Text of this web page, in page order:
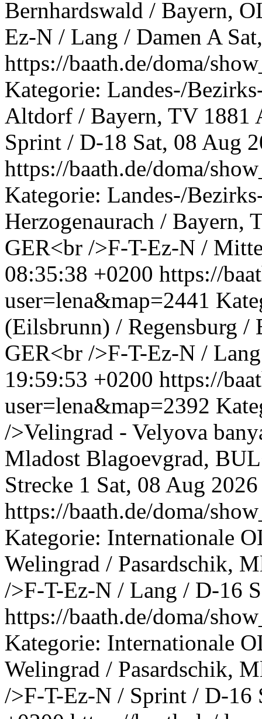
Bernhardswald / Bayern,
Ez-N / Lang / Damen A
https://baath.de/doma/
Kategorie: Landes-/
Altdorf / Bayern, TV 1881
Sprint / D-18 Sat, 08 Aug
https://baath.de/doma/
Kategorie: Landes-/
Herzogenaurach /
GER<br />F-T-Ez-N /
08:35:38 +0200 https://
user=lena&map=2441
(Eilsbrunn) / Regensburg /
GER<br />F-T-Ez-N /
19:59:53 +0200 https://
user=lena&map=2392
/>Velingrad - Velyova
Mladost Blagoevgrad,
Strecke 1 Sat, 08 Aug
https://baath.de/doma/
Kategorie: Internationale
Welingrad / Pasardschik,
/>F-T-Ez-N / Lang / D-16
https://baath.de/doma/
Kategorie: Internationale
Welingrad / Pasardschik,
/>F-T-Ez-N / Sprint / D-16